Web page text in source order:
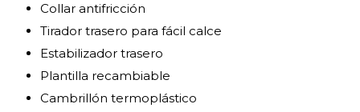
Collar antifricción
Tirador trasero para fácil calce
Estabilizador trasero
Plantilla recambiable
Cambrillón termoplástico